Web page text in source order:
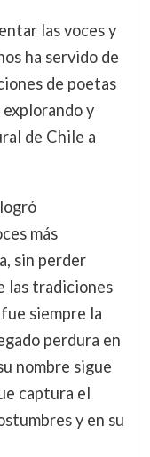
las voces y
ha servido de
de poetas
y
de Chile a
más
sin perder
las tradiciones
siempre la
perdura en
nombre sigue
captura el
y en su